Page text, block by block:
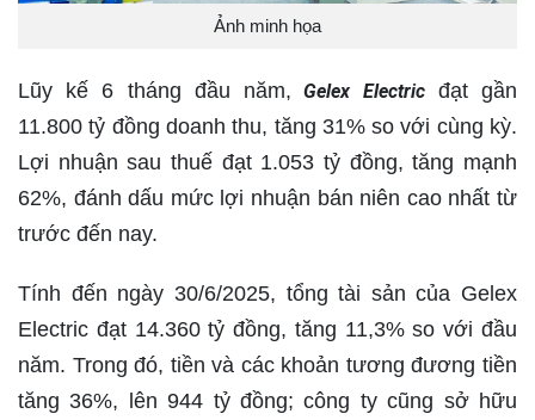
Ảnh minh họa
Lũy kế 6 tháng đầu năm, Gelex Electricđạt gần
11.800 tỷ đồng doanh thu, tăng 31% so với cùng kỳ.
Lợi nhuận sau thuế đạt 1.053 tỷ đồng, tăng mạnh
62%, đánh dấu mức lợi nhuận bán niên cao nhất từ
trước đến nay.
Tính đến ngày 30/6/2025, tổng tài sản của Gelex
Electric đạt 14.360 tỷ đồng, tăng 11,3% so với đầu
năm. Trong đó, tiền và các khoản tương đương tiền
tăng 36%, lên 944 tỷ đồng; công ty cũng sở hữu